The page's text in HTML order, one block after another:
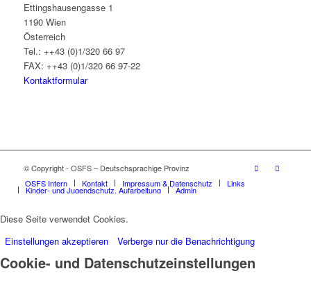
Ettingshausengasse 1
1190 Wien
Österreich
Tel.: ++43 (0)1/320 66 97
FAX: ++43 (0)1/320 66 97-22
Kontaktformular
© Copyright - OSFS – Deutschsprachige Provinz
OSFS Intern
Kontakt Impressum & Datenschutz Links
Kinder- und Jugendschutz, Aufarbeitung Admin
Diese Seite verwendet Cookies.
Einstellungen akzeptieren
Verberge nur die Benachrichtigung
Cookie- und Datenschutzeinstellungen